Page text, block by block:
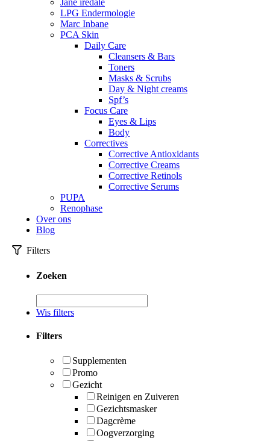
Jane iredale
LPG Endermologie
Marc Inbane
PCA Skin
Daily Care
Cleansers & Bars
Toners
Masks & Scrubs
Day & Night creams
Spf’s
Focus Care
Eyes & Lips
Body
Correctives
Corrective Antioxidants
Corrective Creams
Corrective Retinols
Corrective Serums
PUPA
Renophase
Over ons
Blog
Filters
Zoeken
Wis filters
Filters
Supplementen
Promo
Gezicht
Reinigen en Zuiveren
Gezichtsmasker
Dagcrème
Oogverzorging